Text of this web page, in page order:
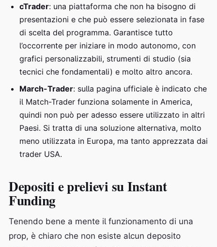
cTrader: una piattaforma che non ha bisogno di
presentazioni e che può essere selezionata in fase
di scelta del programma. Garantisce tutto
l’occorrente per iniziare in modo autonomo, con
grafici personalizzabili, strumenti di studio (sia
tecnici che fondamentali) e molto altro ancora.
March-Trader: sulla pagina ufficiale è indicato che
il Match-Trader funziona solamente in America,
quindi non può per adesso essere utilizzato in altri
Paesi. Si tratta di una soluzione alternativa, molto
meno utilizzata in Europa, ma tanto apprezzata dai
trader USA.
Depositi e prelievi su Instant
Funding
Tenendo bene a mente il funzionamento di una
prop, è chiaro che non esiste alcun deposito